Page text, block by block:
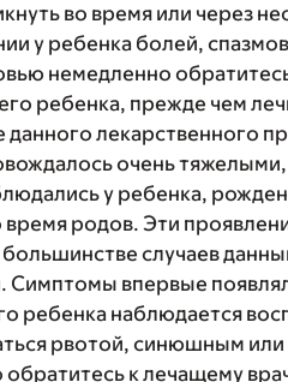
во время или через
у ребенка болей,
немедленно
ребенка, прежде чем
лекарственного
очень
у ребенка,
время родов. Эти
большинстве случаев
Симптомы впервые
ребенка наблюдается
рвотой, синюшным
к лечащему